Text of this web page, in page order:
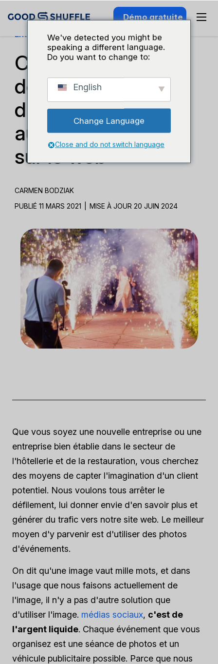
Démo gratuite
Entreprises Et Croissance
Comment tirer parti
de vos photos
d'événements pour
augmenter le trafic
sur le web
CARMEN BODZIAK
PUBLIÉ 11 MARS 2021
MISE À JOUR 20 JUIN 2024
Que vous soyez une nouvelle entreprise ou une
entreprise bien établie dans le secteur de
l'hôtellerie et de la restauration, vous cherchez
des moyens de capter l'imagination d'un client
potentiel. Nous voulons tous arrêter le
défilement, lui donner envie d'en savoir plus et
générer du trafic vers notre site web. Le meilleur
moyen d'y parvenir est d'utiliser des photos
d'événements.
On dit qu'une image vaut mille mots, et dans
l'usage que nous faisons actuellement de
l'image, il n'y a pas d'autre solution que
d'utiliser l'image. médias sociaux, c'est de
l'argent liquide. Chaque événement que vous
organisez est une séance de photos et un
véhicule publicitaire possible. Parce que nous
We've detected you might be
speaking a different language.
Do you want to change to:
English
Change Language
Close and do not switch language